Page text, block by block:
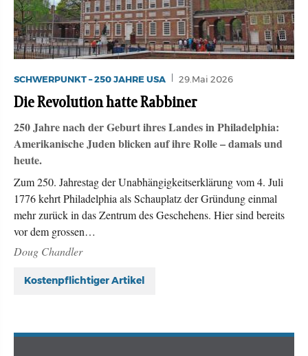
SCHWERPUNKT – 250 JAHRE USA 29.Mai 2026
Die Revolution hatte Rabbiner
250 Jahre nach der Geburt ihres Landes in Philadelphia:
Amerikanische Juden blicken auf ihre Rolle – damals und
heute.
Zum 250. Jahrestag der Unabhängigkeitserklärung vom 4. Juli
1776 kehrt Philadelphia als Schauplatz der Gründung einmal
mehr zurück in das Zentrum des Geschehens. Hier sind bereits
vor dem grossen…
Doug Chandler
Kostenpflichtiger Artikel